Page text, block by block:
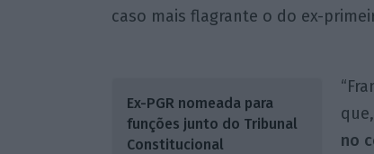
caso mais flagrante o do ex-
Ex-PGR nomeada para
funções junto do Tribunal
Constitucional
que,
no